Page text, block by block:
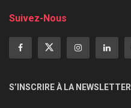
Suivez-Nous
S’INSCRIRE À LA NEWSLETTER